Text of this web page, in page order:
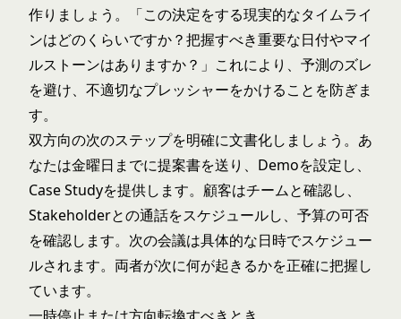
作りましょう。「この決定をする現実的なタイムライ
ンはどのくらいですか？把握すべき重要な日付やマイ
ルストーンはありますか？」これにより、予測のズレ
を避け、不適切なプレッシャーをかけることを防ぎま
す。
双方向の次のステップを明確に文書化しましょう。あ
なたは金曜日までに提案書を送り、Demoを設定し、
Case Studyを提供します。顧客はチームと確認し、
Stakeholderとの通話をスケジュールし、予算の可否
を確認します。次の会議は具体的な日時でスケジュー
ルされます。両者が次に何が起きるかを正確に把握し
ています。